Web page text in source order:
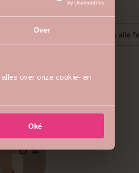
Over
alles over onze cookie- en
Oké
Bekijk alle